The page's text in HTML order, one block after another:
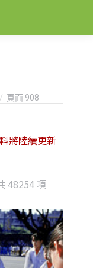
頁面 908
48254 項
latest
將陸續更新